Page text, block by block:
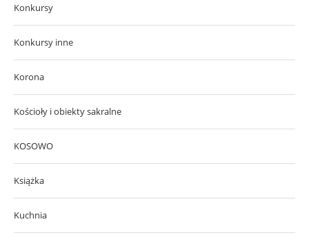
Konkursy
Konkursy inne
Korona
Kościoły i obiekty sakralne
KOSOWO
Książka
Kuchnia